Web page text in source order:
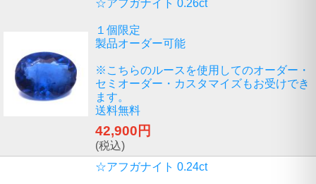
☆アフガナイト 0.26ct
１個限定
製品オーダー可能
※こちらのルースを使用してのオーダー・
セミオーダー・カスタマイズもお受けでき
ます。
送料無料
42,900円
(税込)
☆アフガナイト 0.24ct